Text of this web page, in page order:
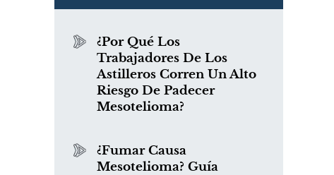
¿Por Qué Los
Trabajadores De Los
Astilleros Corren Un Alto
Riesgo De Padecer
Mesotelioma?
¿Fumar Causa
Mesotelioma? Guía